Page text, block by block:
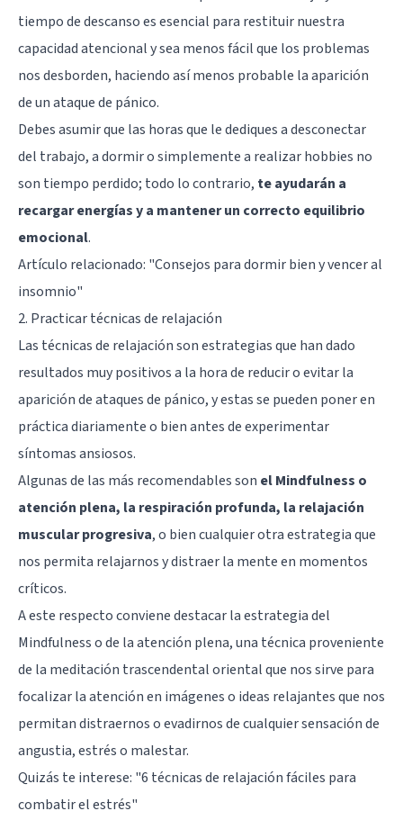
tiempo de descanso es esencial para restituir nuestra
capacidad atencional y sea menos fácil que los problemas
nos desborden, haciendo así menos probable la aparición
de un ataque de pánico.
Debes asumir que las horas que le dediques a desconectar
del trabajo, a dormir o simplemente a realizar hobbies no
son tiempo perdido; todo lo contrario, te ayudarán a
recargar energías y a mantener un correcto equilibrio
emocional.
Artículo relacionado: "Consejos para dormir bien y vencer al
insomnio"
2. Practicar técnicas de relajación
Las técnicas de relajación son estrategias que han dado
resultados muy positivos a la hora de reducir o evitar la
aparición de ataques de pánico, y estas se pueden poner en
práctica diariamente o bien antes de experimentar
síntomas ansiosos.
Algunas de las más recomendables son el Mindfulness o
atención plena, la respiración profunda, la relajación
muscular progresiva, o bien cualquier otra estrategia que
nos permita relajarnos y distraer la mente en momentos
críticos.
A este respecto conviene destacar la estrategia del
Mindfulness o de la atención plena, una técnica proveniente
de la meditación trascendental oriental que nos sirve para
focalizar la atención en imágenes o ideas relajantes que nos
permitan distraernos o evadirnos de cualquier sensación de
angustia, estrés o malestar.
Quizás te interese: "6 técnicas de relajación fáciles para
combatir el estrés"